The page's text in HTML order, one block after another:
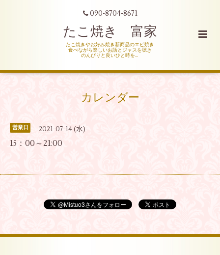
090-8704-8671
たこ焼き 富家
たこ焼きやお好み焼き新商品のエビ焼き
食べながら楽しいお話とジャスを聴き
のんびりと良いひと時を…
カレンダー
営業日 2021-07-14 (水)
15：00～21:00